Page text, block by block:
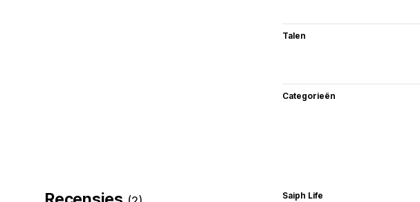
Talen
Categorieën
Saiph Life